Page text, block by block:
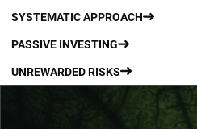
SYSTEMATIC APPROACH
PASSIVE INVESTING
UNREWARDED RISKS